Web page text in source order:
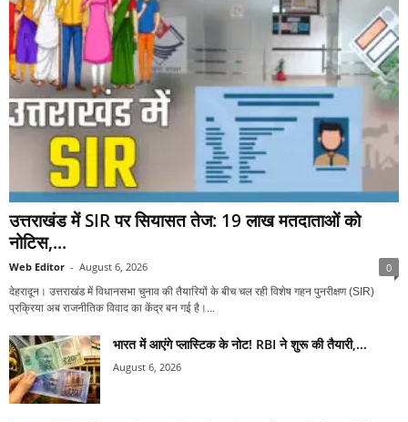
उत्तराखंड में SIR पर सियासत तेज: 19 लाख मतदाताओं को
नोटिस,...
Web Editor - August 6, 2026 0
देहरादून। उत्तराखंड में विधानसभा चुनाव की तैयारियों के बीच चल रही विशेष गहन पुनरीक्षण (SIR)
प्रक्रिया अब राजनीतिक विवाद का केंद्र बन गई है।...
भारत में आएंगे प्लास्टिक के नोट! RBI ने शुरू की तैयारी,...
August 6, 2026